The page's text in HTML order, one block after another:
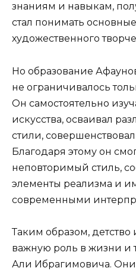
знаниям и навыкам,
стал понимать
художественного
Но образование
не ограничивалось
Он самостоятельно
искусства, осваивал
стили,
Благодаря этому он
неповторимый стиль,
элементы реализма и
современными
Таким образом,
важную роль в жизни и
Али Ибрагимовича. Они